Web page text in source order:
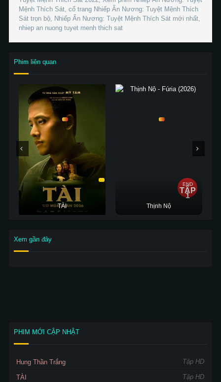
Mệnh Thích Sát, cổ trang Nhiếp Ấn Nương: Tuyệt Mệnh Thích
Sát trọn bộ, Nhiếp Ấn Nương: Tuyệt Mệnh Thích Sát mới nhất,
nhiep an nuong tuyet menh thich sat
Phim liên quan
TÀI
END
TẬP
1
Thịnh Nộ
Xem gần đây
PHIM MỚI CẬP NHẬT
Hung Thần Trắng Tập HD
TÀI Tập HD